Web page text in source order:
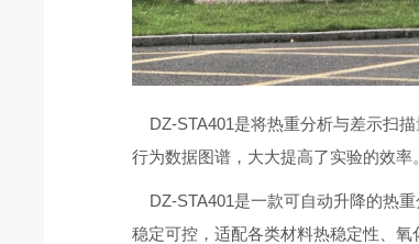
DZ-STA401是将热重分析与差示扫
行为数据图谱，大大提高了实验的效率。
DZ-STA401是一款可自动升降的热
稳定可控，适配各类材料热稳定性、